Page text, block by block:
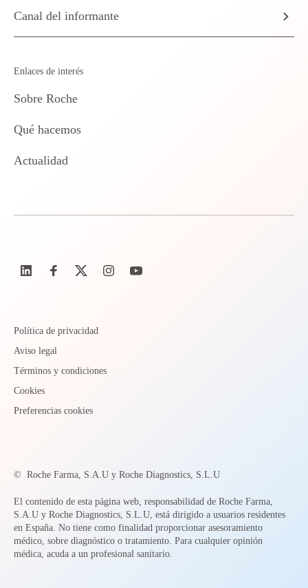
Canal del informante
Enlaces de interés
Sobre Roche
Qué hacemos
Actualidad
Política de privacidad
Aviso legal
Términos y condiciones
Cookies
Preferencias cookies
© Roche Farma, S.A.U y Roche Diagnostics, S.L.U
El contenido de esta página web, responsabilidad de Roche Farma,
S.A.U y Roche Diagnostics, S.L.U, está dirigido a usuarios residentes
en España. No tiene como finalidad proporcionar asesoramiento
médico, sobre diagnóstico o tratamiento. Para cualquier opinión
médica, acuda a un profesional sanitario.